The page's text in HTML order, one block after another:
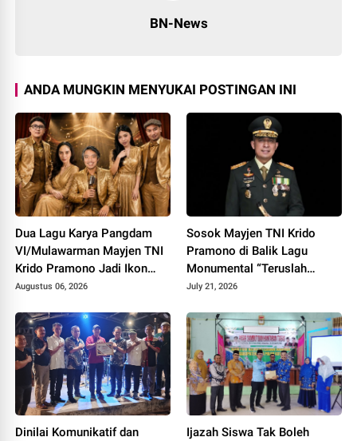
BN-News
ANDA MUNGKIN MENYUKAI POSTINGAN INI
Dua Lagu Karya Pangdam
VI/Mulawarman Mayjen TNI
Krido Pramono Jadi Ikon
Singing Competition HUT ke
Augustus 06, 2026
Sosok Mayjen TNI Krido
Pramono di Balik Lagu
Monumental “Teruslah
Melangkah”
July 21, 2026
Dinilai Komunikatif dan
Ijazah Siswa Tak Boleh